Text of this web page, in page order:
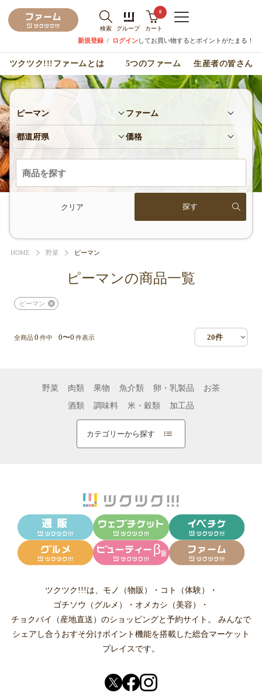
検索 グループ
0
カート
新規登録 / ログインしてお買い物するとポイントがたまる！
ツクツク!!!ファームとは 5つのファーム 生産者の皆さん
ピーマン ファーム
都道府県 価格
クリア
HOME 野菜 ピーマン
ピーマンの商品一覧
ピーマン
全商品0 件中 0〜0 件表示 20件
野菜 肉類 果物 魚介類 卵・乳製品
お茶
酒類
調味料 米・穀類 加工品
カテゴリーから探す
ツクツク!!!は、 モノ（物販） ・ コト（体験）
・
ゴチソウ（グルメ）
・ オメカシ（美容）
・
チョクバイ（産地直送） のショッピングと予約サイト。
みんなで
シェアし合う おすそ分けポイント機能を搭載した総合マーケット
プレイスです。